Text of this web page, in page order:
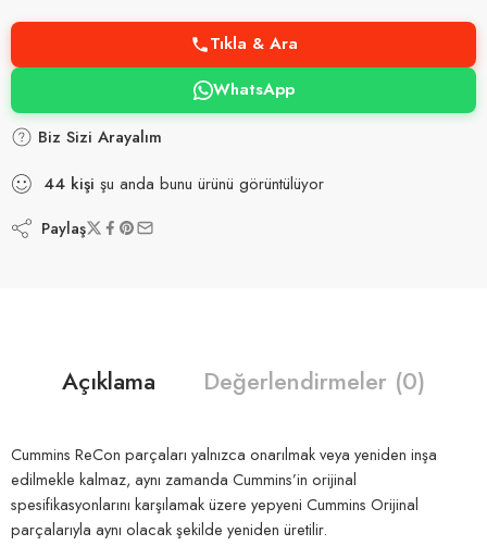
Tıkla & Ara
WhatsApp
Biz Sizi Arayalım
44 kişi şu anda bunu ürünü görüntülüyor
Paylaş
Açıklama Değerlendirmeler (0)
Cummins ReCon parçaları yalnızca onarılmak veya yeniden inşa
edilmekle kalmaz, aynı zamanda Cummins’in orijinal
spesifikasyonlarını karşılamak üzere yepyeni Cummins Orijinal
parçalarıyla aynı olacak şekilde yeniden üretilir.